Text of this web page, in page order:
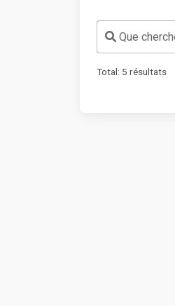
Que
Total: 5 résultats